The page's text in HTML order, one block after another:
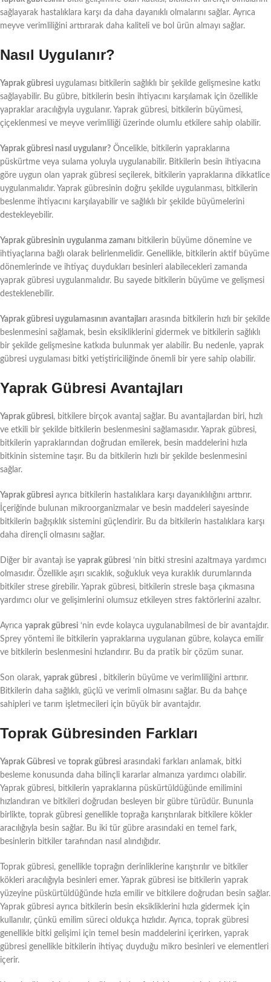
sağlayarak hastalıklara karşı da daha dayanıklı olmalarını sağlar. Ayrıca
meyve verimliliğini arttırarak daha kaliteli ve bol ürün almayı sağlar.
Nasıl Uygulanır?
Yaprak gübresi uygulaması bitkilerin sağlıklı bir şekilde gelişmesine katkı
sağlayabilir. Bu gübre, bitkilerin besin ihtiyacını karşılamak için özellikle
yapraklar aracılığıyla uygulanır. Yaprak gübresi, bitkilerin büyümesi,
çiçeklenmesi ve meyve verimliliği üzerinde olumlu etkilere sahip olabilir.
Yaprak gübresi nasıl uygulanır? Öncelikle, bitkilerin yapraklarına
püskürtme veya sulama yoluyla uygulanabilir. Bitkilerin besin ihtiyacına
göre uygun olan yaprak gübresi seçilerek, bitkilerin yapraklarına dikkatlice
uygulanmalıdır. Yaprak gübresinin doğru şekilde uygulanması, bitkilerin
beslenme ihtiyacını karşılayabilir ve sağlıklı bir şekilde büyümelerini
destekleyebilir.
Yaprak gübresinin uygulanma zamanı bitkilerin büyüme dönemine ve
ihtiyaçlarına bağlı olarak belirlenmelidir. Genellikle, bitkilerin aktif büyüme
dönemlerinde ve ihtiyaç duydukları besinleri alabilecekleri zamanda
yaprak gübresi uygulanmalıdır. Bu sayede bitkilerin büyüme ve gelişmesi
desteklenebilir.
Yaprak gübresi uygulamasının avantajları arasında bitkilerin hızlı bir şekilde
beslenmesini sağlamak, besin eksikliklerini gidermek ve bitkilerin sağlıklı
bir şekilde gelişmesine katkıda bulunmak yer alabilir. Bu nedenle, yaprak
gübresi uygulaması bitki yetiştiriciliğinde önemli bir yere sahip olabilir.
Yaprak Gübresi Avantajları
Yaprak gübresi, bitkilere birçok avantaj sağlar. Bu avantajlardan biri, hızlı
ve etkili bir şekilde bitkilerin beslenmesini sağlamasıdır. Yaprak gübresi,
bitkilerin yapraklarından doğrudan emilerek, besin maddelerini hızla
bitkinin sistemine taşır. Bu da bitkilerin hızlı bir şekilde beslenmesini
sağlar.
Yaprak gübresi ayrıca bitkilerin hastalıklara karşı dayanıklılığını arttırır.
İçeriğinde bulunan mikroorganizmalar ve besin maddeleri sayesinde
bitkilerin bağışıklık sistemini güçlendirir. Bu da bitkilerin hastalıklara karşı
daha dirençli olmasını sağlar.
Diğer bir avantajı ise yaprak gübresi ‘nin bitki stresini azaltmaya yardımcı
olmasıdır. Özellikle aşırı sıcaklık, soğukluk veya kuraklık durumlarında
bitkiler strese girebilir. Yaprak gübresi, bitkilerin stresle başa çıkmasına
yardımcı olur ve gelişimlerini olumsuz etkileyen stres faktörlerini azaltır.
Ayrıca yaprak gübresi ‘nin evde kolayca uygulanabilmesi de bir avantajdır.
Sprey yöntemi ile bitkilerin yapraklarına uygulanan gübre, kolayca emilir
ve bitkilerin beslenmesini hızlandırır. Bu da pratik bir çözüm sunar.
Son olarak, yaprak gübresi , bitkilerin büyüme ve verimliliğini arttırır.
Bitkilerin daha sağlıklı, güçlü ve verimli olmasını sağlar. Bu da bahçe
sahipleri ve tarım işletmecileri için büyük bir avantajdır.
Toprak Gübresinden Farkları
Yaprak Gübresi ve toprak gübresi arasındaki farkları anlamak, bitki
besleme konusunda daha bilinçli kararlar almanıza yardımcı olabilir.
Yaprak gübresi, bitkilerin yapraklarına püskürtüldüğünde emilimini
hızlandıran ve bitkileri doğrudan besleyen bir gübre türüdür. Bununla
birlikte, toprak gübresi genellikle toprağa karıştırılarak bitkilere kökler
aracılığıyla besin sağlar. Bu iki tür gübre arasındaki en temel fark,
besinlerin bitkiler tarafından nasıl alındığıdır.
Toprak gübresi, genellikle toprağın derinliklerine karıştırılır ve bitkiler
kökleri aracılığıyla besinleri emer. Yaprak gübresi ise bitkilerin yaprak
yüzeyine püskürtüldüğünde hızla emilir ve bitkilere doğrudan besin sağlar.
Yaprak gübresi ayrıca bitkilerin besin eksikliklerini hızla gidermek için
kullanılır, çünkü emilim süreci oldukça hızlıdır. Ayrıca, toprak gübresi
genellikle bitki gelişimi için temel besin maddelerini içerirken, yaprak
gübresi genellikle bitkilerin ihtiyaç duyduğu mikro besinleri ve elementleri
içerir.